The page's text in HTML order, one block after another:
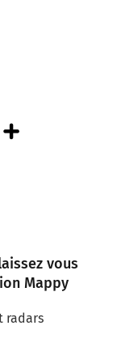
vous
Mappy
radars